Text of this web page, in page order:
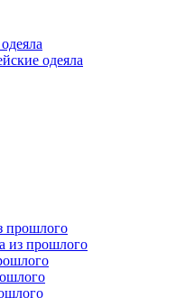
одеяла
прошлого
из прошлого